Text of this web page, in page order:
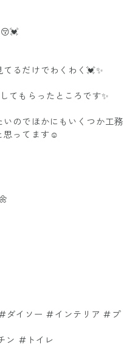
るだけでわくわく💓✨
てもらったところです✨
のでほかにもいくつか工務
思ってます☺
イソー #インテリア #プ
ン #トイレ